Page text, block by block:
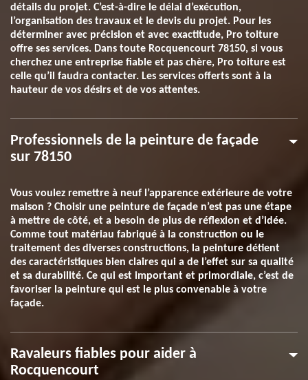
détails du projet. C’est-à-dire le délai d’exécution,
l’organisation des travaux et le devis du projet. Pour les
déterminer avec précision et avec exactitude, Pro toiture
offre ses services. Dans toute Rocquencourt 78150, si vous
cherchez une entreprise fiable et pas chère, Pro toiture est
celle qu’il faudra contacter. Les services offerts sont à la
hauteur de vos désirs et de vos attentes.
Professionnels de la peinture de façade
sur 78150
Vous voulez remettre à neuf l’apparence extérieure de votre
maison ? Choisir une peinture de façade n’est pas une étape
à mettre de côté, et a besoin de plus de réflexion et d’idée.
Comme tout matériau fabriqué à la construction ou le
traitement des diverses constructions, la peinture détient
des caractéristiques bien claires qui a de l’effet sur sa qualité
et sa durabilité. Ce qui est important et primordiale, c’est de
favoriser la peinture qui est le plus convenable à votre
façade.
Ravaleurs fiables pour aider à
Rocquencourt